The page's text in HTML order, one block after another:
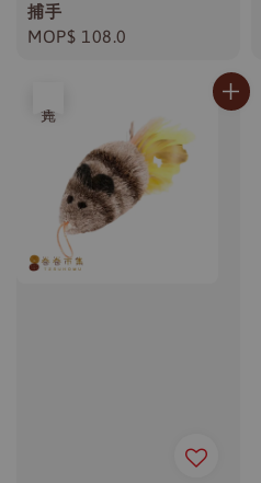
捕手
Regular
MOP$ 108.0